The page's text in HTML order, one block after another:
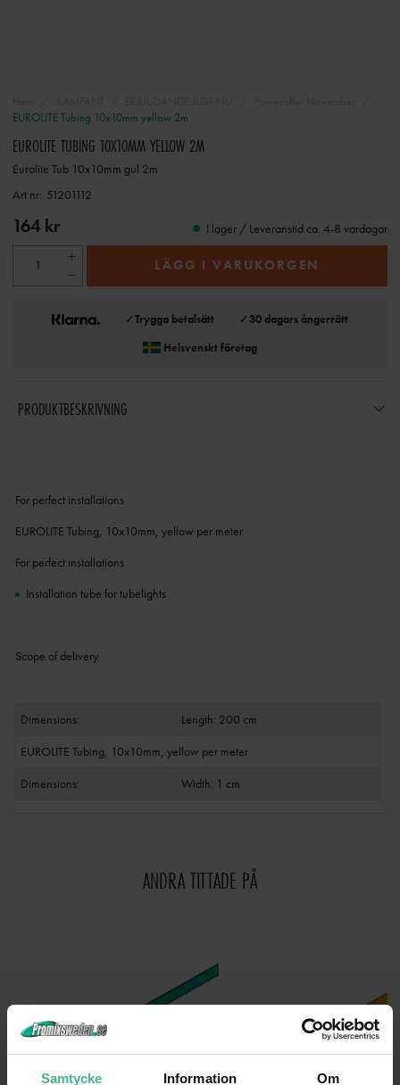
Samtycke Information Om
EUROLITE Tubing 10x10mm yellow 2m
EUROLITE TUBING 10X10MM YELLOW 2M
Eurolite Tub 10x10mm gul 2m
Art nr: 51201112
164 kr I lager / Leveranstid ca. 4-8 vardagar
LÄGG I VARUKORGEN
✓Trygga betalsätt ✓30 dagars ångerrätt
Helsvenskt företag
PRODUKTBESKRIVNING
For perfect installations
EUROLITE Tubing, 10x10mm, yellow per meter
For perfect installations
Installation tube for tubelights
Scope of delivery
Dimensions:
Length: 200 cm
EUROLITE Tubing, 10x10mm, yellow per meter
Dimensions:
Width: 1 cm
ANDRA TITTADE PÅ